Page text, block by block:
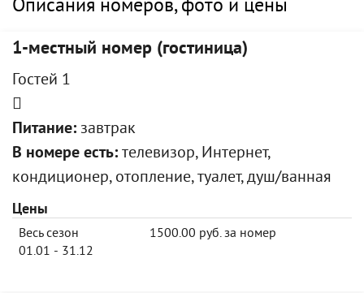
Описания номеров, фото и цены
1-местный номер (гостиница)
Гостей 1
Питание: завтрак
В номере есть: телевизор, Интернет,
кондиционер, отопление, туалет, душ/ванная
Цены
Весь сезон
01.01 - 31.12
1500.00 руб. за номер